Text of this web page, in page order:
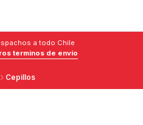
a todo Chile
terminos de envío
Cepillos